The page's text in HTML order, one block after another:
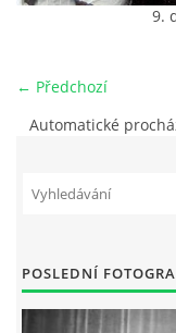
HISTORIE - ...PO
NÁSTROJE - LENNON
NÁSTROJE -
9.
← Předchozí
Automatické
POSLEDNÍ